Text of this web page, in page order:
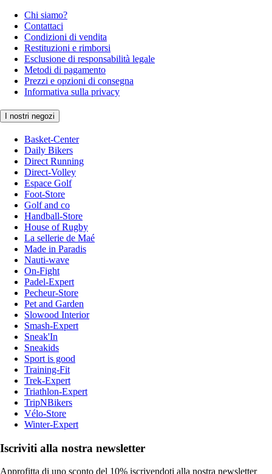
Chi siamo?
Contattaci
Condizioni di vendita
Restituzioni e rimborsi
Esclusione di responsabilità legale
Metodi di pagamento
Prezzi e opzioni di consegna
Informativa sulla privacy
I nostri negozi
Basket-Center
Daily Bikers
Direct Running
Direct-Volley
Espace Golf
Foot-Store
Golf and co
Handball-Store
House of Rugby
La sellerie de Maé
Made in Paradis
Nauti-wave
On-Fight
Padel-Expert
Pecheur-Store
Pet and Garden
Slowood Interior
Smash-Expert
Sneak'In
Sneakids
Sport is good
Training-Fit
Trek-Expert
Triathlon-Expert
TripNBikers
Vélo-Store
Winter-Expert
Iscriviti alla nostra newsletter
Approfitta di uno sconto del 10% iscrivendoti alla nostra newsletter